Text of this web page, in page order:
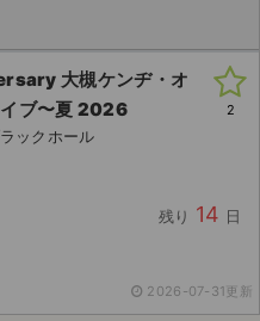
大槻ケンヂ・オ
イブ〜夏 2026
ックホール
残り 14 日
2
2026-07-31更新